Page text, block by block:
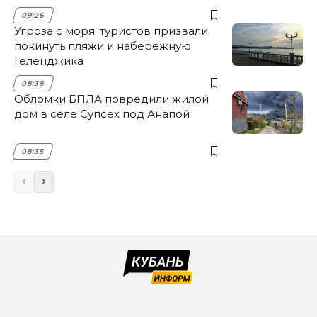
09:26
Угроза с моря: туристов призвали
покинуть пляжи и набережную
Геленджика
08:38
Обломки БПЛА повредили жилой
дом в селе Супсех под Анапой
08:35